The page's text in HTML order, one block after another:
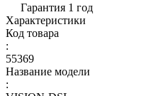
Гарантия 1 год
Характеристики
Код товара
:
55369
Название модели
: